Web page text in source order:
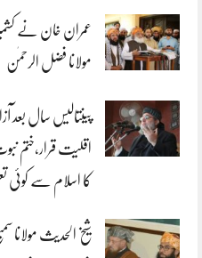
عمران خان نے
مولانا فضل الرحمٰن
پینتالیس سال بعد
اقلیت قرار،ختم
کا اسلام سے کوئی
شیخ الحدیث مولانا